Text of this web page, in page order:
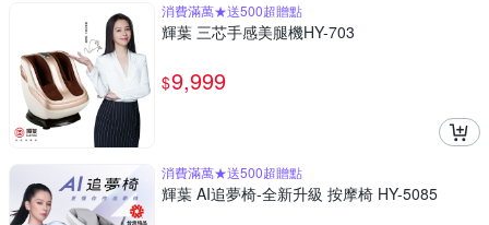
消費滿萬★送500超贈點
輝葉 三芯手感美腿機HY-703
$9,999
消費滿萬★送500超贈點
輝葉 AI追夢椅-全新升級 按摩椅 HY-5085